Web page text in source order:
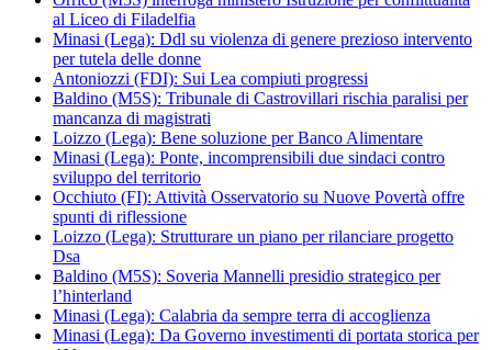
al Liceo di Filadelfia
Minasi (Lega): Ddl su violenza di genere prezioso intervento
per tutela delle donne
Antoniozzi (FDI): Sui Lea compiuti progressi
Baldino (M5S): Tribunale di Castrovillari rischia paralisi per
mancanza di magistrati
Loizzo (Lega): Bene soluzione per Banco Alimentare
Minasi (Lega): Ponte, incomprensibili due sindaci contro
sviluppo del territorio
Occhiuto (FI): Attività Osservatorio su Nuove Povertà offre
spunti di riflessione
Loizzo (Lega): Strutturare un piano per rilanciare progetto
Dsa
Baldino (M5S): Soveria Mannelli presidio strategico per
l’hinterland
Minasi (Lega): Calabria da sempre terra di accoglienza
Minasi (Lega): Da Governo investimenti di portata storica per